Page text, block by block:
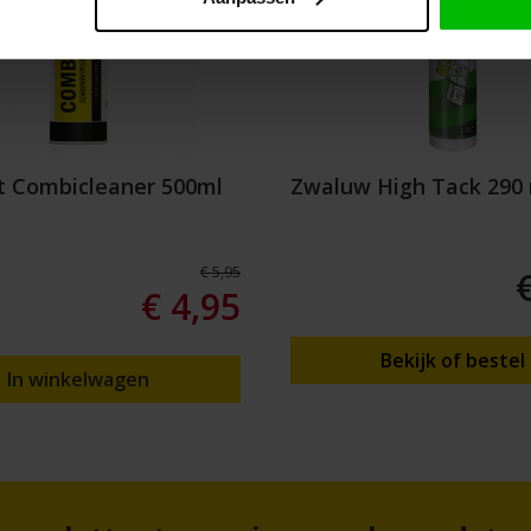
Combicleaner 500ml
€ 5,95
€ 4,95
In winkelwagen
Zwaluw High Tack 290
Bekijk of bestel